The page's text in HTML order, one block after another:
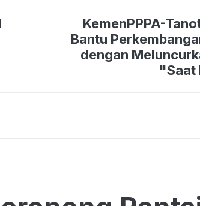
KemenPPPA-
Bantu
dengan
"Saat